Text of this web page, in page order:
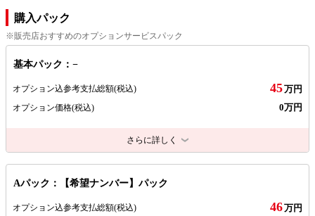
購入パック
※販売店おすすめのオプションサービスパック
基本パック：−
オプション込参考支払総額(税込) 45万円
オプション価格(税込) 0万円
さらに詳しく
Aパック：【希望ナンバー】パック
オプション込参考支払総額(税込) 46万円